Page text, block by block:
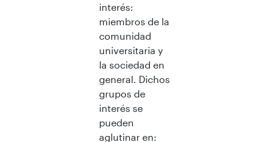
interés:
miembros de la
comunidad
universitaria y
la sociedad en
general. Dichos
grupos de
interés se
pueden
aglutinar en: